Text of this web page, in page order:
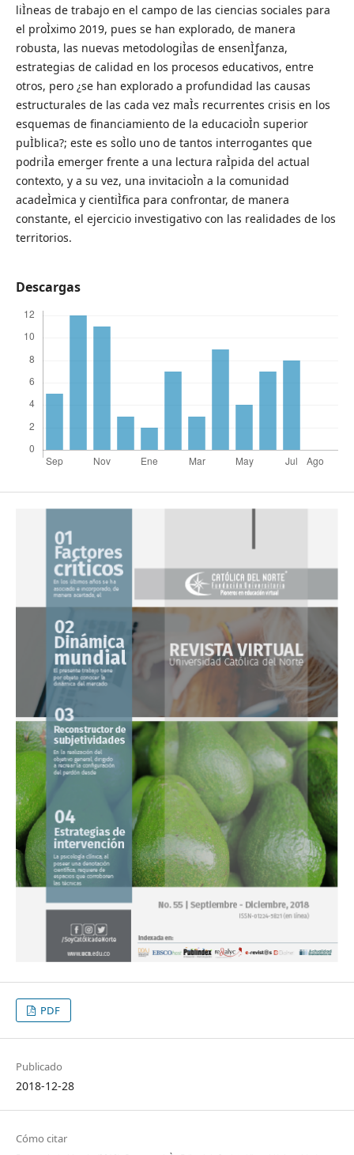
liÌneas de trabajo en el campo de las ciencias sociales para
el proÌximo 2019, pues se han explorado, de manera
robusta, las nuevas metodologiÌas de ensenÌƒanza,
estrategias de calidad en los procesos educativos, entre
otros, pero ¿se han explorado a profundidad las causas
estructurales de las cada vez maÌs recurrentes crisis en los
esquemas de financiamiento de la educacioÌn superior
puÌblica?; este es soÌlo uno de tantos interrogantes que
podriÌa emerger frente a una lectura raÌpida del actual
contexto, y a su vez, una invitacioÌn a la comunidad
acadeÌmica y cientiÌfica para confrontar, de manera
constante, el ejercicio investigativo con las realidades de los
territorios.
Descargas
PDF
Publicado
2018-12-28
Cómo citar